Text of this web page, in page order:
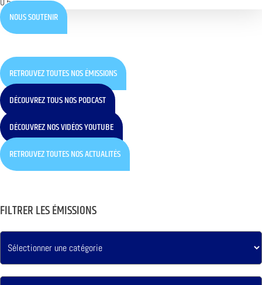
NOUS SOUTENIR
RETROUVEZ TOUTES NOS ÉMISSIONS
DÉCOUVREZ TOUS NOS PODCAST
DÉCOUVREZ NOS VIDÉOS YOUTUBE
RETROUVEZ TOUTES NOS ACTUALITÉS
FILTRER LES ÉMISSIONS